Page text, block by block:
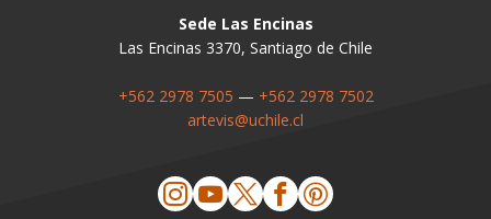
Sede Las Encinas
Las Encinas 3370, Santiago de Chile
+562 2978 7505 — +562 2978 7502
artevis@uchile.cl